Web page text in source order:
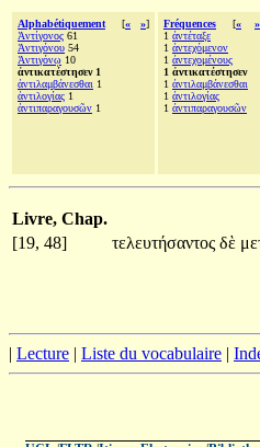
Alphabétiquement [« »]
Ἀντίγονος 61
Ἀντιγόνου 54
Ἀντιγόνῳ 10
ἀντικατέστησεν 1
ἀντιλαμβάνεσθαι 1
ἀντιλογίας 1
ἀντιπαραγουσῶν 1
Fréquences [« »
1 ἀντέταξε
1 ἀντεχόμενον
1 ἀντεχομένους
1 ἀντικατέστησεν
1 ἀντιλαμβάνεσθαι
1 ἀντιλογίας
1 ἀντιπαραγουσῶν
Livre, Chap.
[19, 48]
τελευτήσαντος δὲ
| Lecture | Liste du vocabulaire |